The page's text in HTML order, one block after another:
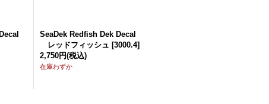
SeaDek Redfish Dek Decal
レッドフィッシュ [3000.4]
2,750円(税込)
在庫わずか